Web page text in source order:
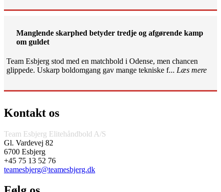
Manglende skarphed betyder tredje og afgørende kamp
om guldet
Team Esbjerg stod med en matchbold i Odense, men chancen
glippede. Uskarp boldomgang gav mange tekniske f... Læs mere
Kontakt os
Team Esbjerg Elitehåndbold A/S
Gl. Vardevej 82
6700 Esbjerg
+45 75 13 52 76
teamesbjerg@teamesbjerg.dk